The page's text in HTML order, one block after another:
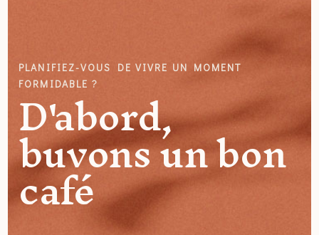
PLANIFIEZ-VOUS DE VIVRE UN MOMENT
FORMIDABLE ?
D'abord,
buvons un bon
café